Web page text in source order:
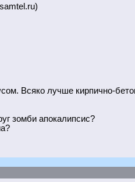
Всяко лучше кирпично-
зомби апокалипсис?